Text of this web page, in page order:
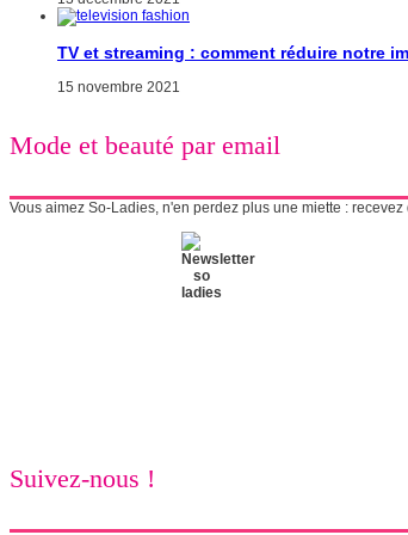
TV et streaming : comment réduire notre
15 novembre 2021
Mode et beauté par email
Vous aimez So-Ladies, n'en perdez plus une miette :
Suivez-nous !